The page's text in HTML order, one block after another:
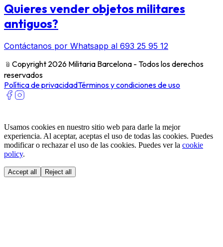
Quieres vender objetos militares
antiguos?
Contáctanos por Whatsapp al 693 25 95 12
﹫ Copyright 2026 Militaria Barcelona - Todos los derechos
reservados
Política de privacidadTérminos y condiciones de uso
Usamos cookies en nuestro sitio web para darle la mejor
experiencia. Al aceptar, aceptas el uso de todas las cookies. Puedes
modificar o rechazar el uso de las cookies. Puedes ver la cookie
policy.
Accept all Reject all